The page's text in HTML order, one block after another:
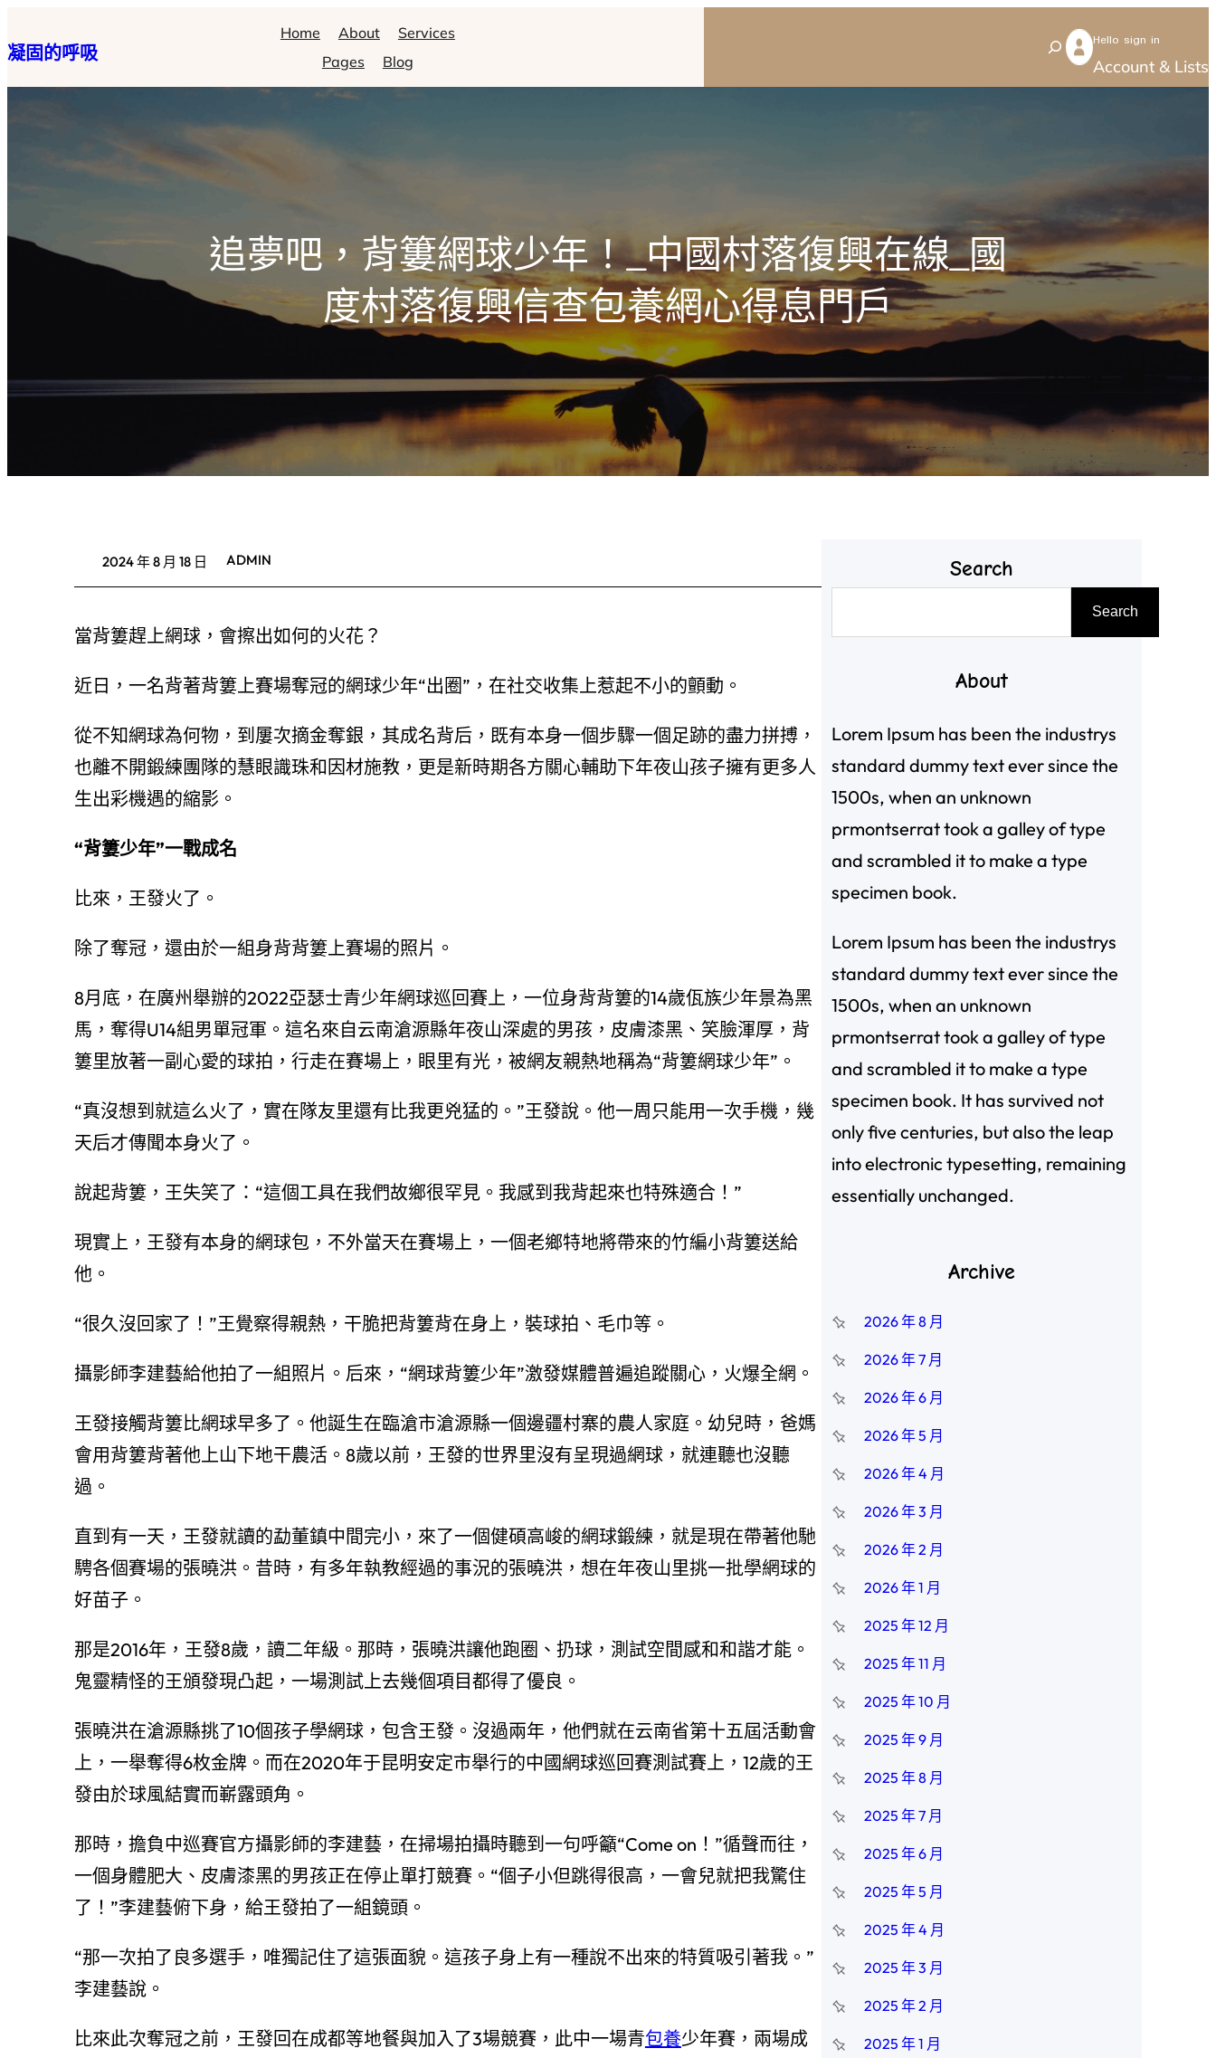
至
主
凝固的呼吸
Home About
Services
Pages
Blog
S
e
Hello sign in
Account & Lists
追夢吧，背簍網球少年！_中國村落復興在線_國
度村落復興信查包養網心得息門戶
2024 年 8 月 18 日 ADMIN
當背簍趕上網球，會擦出如何的火花？
近日，一名背著背簍上賽場奪冠的網球少年“出圈”，在社交收集上惹起不小的顫動。
從不知網球為何物，到屢次摘金奪銀，其成名背后，既有本身一個步驟一個足跡的盡力拼搏，
也離不開鍛練團隊的慧眼識珠和因材施教，更是新時期各方關心輔助下年夜山孩子擁有更多人
生出彩機遇的縮影。
“背簍少年”一戰成名
比來，王發火了。
除了奪冠，還由於一組身背背簍上賽場的照片。
8月底，在廣州舉辦的2022亞瑟士青少年網球巡回賽上，一位身背背簍的14歲佤族少年景為黑
馬，奪得U14組男單冠軍。這名來自云南滄源縣年夜山深處的男孩，皮膚漆黑、笑臉渾厚，背
簍里放著一副心愛的球拍，行走在賽場上，眼里有光，被網友親熱地稱為“背簍網球少年”。
“真沒想到就這么火了，實在隊友里還有比我更兇猛的。”王發說。他一周只能用一次手機，幾
天后才傳聞本身火了。
說起背簍，王失笑了：“這個工具在我們故鄉很罕見。我感到我背起來也特殊適合！”
現實上，王發有本身的網球包，不外當天在賽場上，一個老鄉特地將帶來的竹編小背簍送給
他。
“很久沒回家了！”王覺察得親熱，干脆把背簍背在身上，裝球拍、毛巾等。
攝影師李建藝給他拍了一組照片。后來，“網球背簍少年”激發媒體普遍追蹤關心，火爆全網。
王發接觸背簍比網球早多了。他誕生在臨滄市滄源縣一個邊疆村寨的農人家庭。幼兒時，爸媽
會用背簍背著他上山下地干農活。8歲以前，王發的世界里沒有呈現過網球，就連聽也沒聽
過。
直到有一天，王發就讀的勐董鎮中間完小，來了一個健碩高峻的網球鍛練，就是現在帶著他馳
騁各個賽場的張曉洪。昔時，有多年執教經過的事況的張曉洪，想在年夜山里挑一批學網球的
好苗子。
那是2016年，王發8歲，讀二年級。那時，張曉洪讓他跑圈、扔球，測試空間感和和諧才能。
鬼靈精怪的王頒發現凸起，一場測試上去幾個項目都得了優良。
張曉洪在滄源縣挑了10個孩子學網球，包含王發。沒過兩年，他們就在云南省第十五屆活動會
上，一舉奪得6枚金牌。而在2020年于昆明安定市舉行的中國網球巡回賽測試賽上，12歲的王
發由於球風結實而嶄露頭角。
那時，擔負中巡賽官方攝影師的李建藝，在掃場拍攝時聽到一句呼籲“Come on！”循聲而往，
一個身體肥大、皮膚漆黑的男孩正在停止單打競賽。“個子小但跳得很高，一會兒就把我驚住
了！”李建藝俯下身，給王發拍了一組鏡頭。
“那一次拍了良多選手，唯獨記住了這張面貌。這孩子身上有一種說不出來的特質吸引著我。”
李建藝說。
比來此次奪冠之前，王發回在成都等地餐與加入了3場競賽，此中一場青包養少年賽，兩場成
Search
尋
Search
About
Lorem Ipsum has been the industrys
standard dummy text ever since the
1500s, when an unknown
prmontserrat took a galley of type
and scrambled it to make a type
specimen book.
Lorem Ipsum has been the industrys
standard dummy text ever since the
1500s, when an unknown
prmontserrat took a galley of type
and scrambled it to make a type
specimen book. It has survived not
only five centuries, but also the leap
into electronic typesetting, remaining
essentially unchanged.
Archive
2026 年 8 月
2026 年 7 月
2026 年 6 月
2026 年 5 月
2026 年 4 月
2026 年 3 月
2026 年 2 月
2026 年 1 月
2025 年 12 月
2025 年 11 月
2025 年 10 月
2025 年 9 月
2025 年 8 月
2025 年 7 月
2025 年 6 月
2025 年 5 月
2025 年 4 月
2025 年 3 月
2025 年 2 月
2025 年 1 月